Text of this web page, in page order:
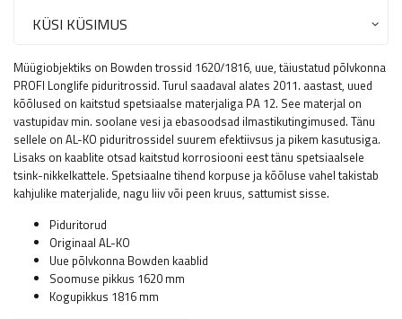
KÜSI KÜSIMUS
Müügiobjektiks on Bowden trossid 1620/1816, uue, täiustatud põlvkonna
PROFI Longlife piduritrossid. Turul saadaval alates 2011. aastast, uued
kõõlused on kaitstud spetsiaalse materjaliga PA 12. See materjal on
vastupidav min. soolane vesi ja ebasoodsad ilmastikutingimused. Tänu
sellele on AL-KO piduritrossidel suurem efektiivsus ja pikem kasutusiga.
Lisaks on kaablite otsad kaitstud korrosiooni eest tänu spetsiaalsele
tsink-nikkelkattele. Spetsiaalne tihend korpuse ja kõõluse vahel takistab
kahjulike materjalide, nagu liiv või peen kruus, sattumist sisse.
Piduritorud
Originaal AL-KO
Uue põlvkonna Bowden kaablid
Soomuse pikkus 1620 mm
Kogupikkus 1816 mm